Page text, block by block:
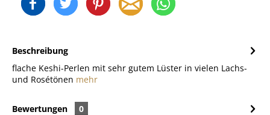
Beschreibung
flache Keshi-Perlen mit sehr gutem Lüster in vielen Lachs-
und Rosétönen mehr
Bewertungen
0